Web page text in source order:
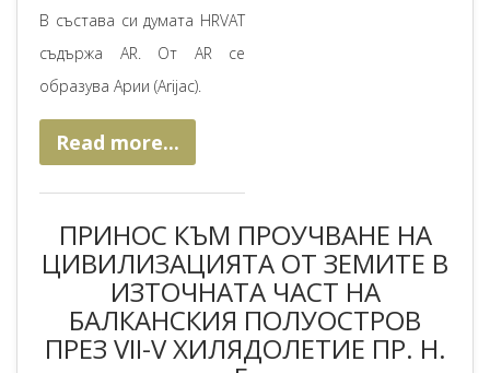
В състава си думата HRVAT
съдържа AR. От AR се
образува Арии (Arijac).
Read more...
ПРИНОС КЪМ ПРОУЧВАНЕ НА
ЦИВИЛИЗАЦИЯТА ОТ ЗЕМИТЕ В
ИЗТОЧНАТА ЧАСТ НА
БАЛКАНСКИЯ ПОЛУОСТРОВ
ПРЕЗ VII-V ХИЛЯДОЛЕТИЕ ПР. Н.